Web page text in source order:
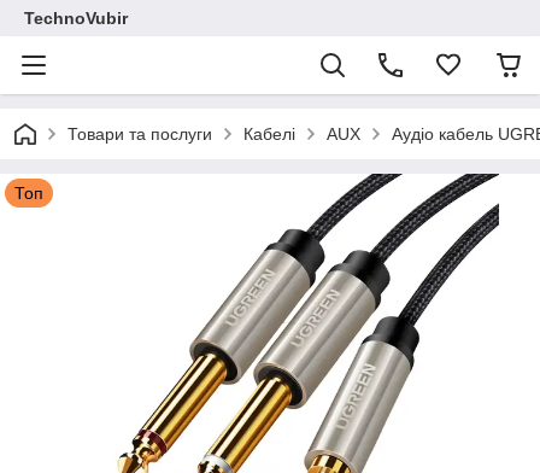
TechnoVubir
Товари та послуги Кабелі AUX Аудіо кабель
Топ